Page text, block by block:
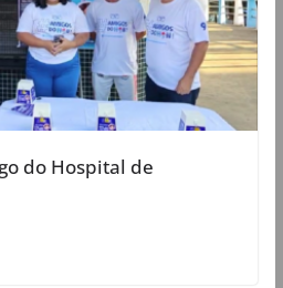
do Hospital de